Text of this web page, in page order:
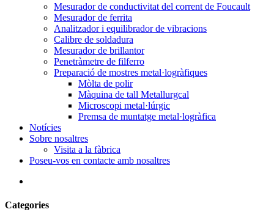
Mesurador de conductivitat del corrent de Foucault
Mesurador de ferrita
Analitzador i equilibrador de vibracions
Calibre de soldadura
Mesurador de brillantor
Penetràmetre de filferro
Preparació de mostres metal·logràfiques
Mòlta de polir
Màquina de tall Metallurgcal
Microscopi metal·lúrgic
Premsa de muntatge metal·logràfica
Notícies
Sobre nosaltres
Visita a la fàbrica
Poseu-vos en contacte amb nosaltres
Categories